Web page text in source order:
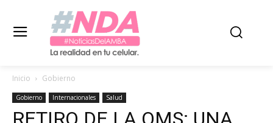
Inicio Gobierno
Gobierno Internacionales Salud